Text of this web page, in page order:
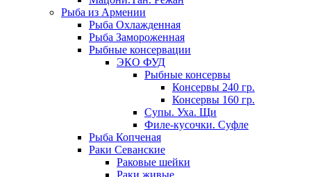
Рыба из Армении
Рыба Охлажденная
Рыба Замороженная
Рыбные консервации
ЭКО ФУД
Рыбные консервы
Консервы 240 гр.
Консервы 160 гр.
Супы. Уха. Щи
Филе-кусочки. Суфле
Рыба Копченая
Раки Севанские
Раковые шейки
Раки живые